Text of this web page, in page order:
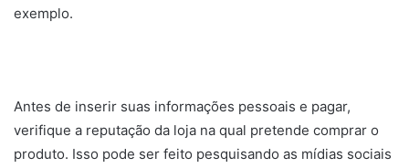
exemplo.
Antes de inserir suas informações pessoais e pagar,
verifique a reputação da loja na qual pretende comprar o
produto. Isso pode ser feito pesquisando as mídias sociais